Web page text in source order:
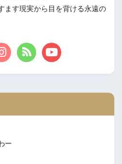
ます現実から目を背ける永遠の
ー